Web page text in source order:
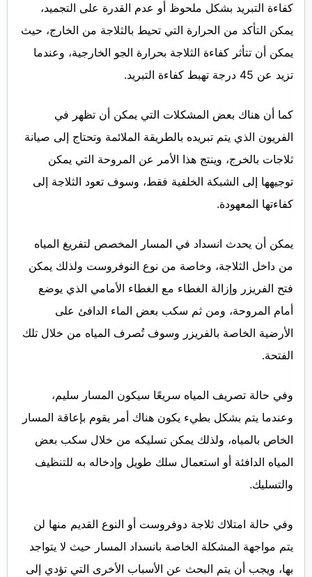
كفاءة التبريد بشكل ملحوظ أو عدم القدرة على التجميد،
يمكن التأكد من الحرارة التي تحيط بالثلاجة من الخارج، حيث
يمكن أن تتأثر كفاءة الثلاجة بحرارة الجو الخارجية، وعندما
تزيد عن 45 درجة تهبط كفاءة التبريد.
كما أن هناك بعض المشكلات التي يمكن أن تظهر في
الفريون الذي يتم تبريده بالطريقة الملائمة وتحتاج إلى صيانة
ثلاجات بالخرج، وينتج هذا الأمر عن المروحة التي يمكن
توجيهها إلى الشبكة الخلفية فقط، وسوف تعود الثلاجة إلى
كفاءتها المعهودة.
يمكن أن يحدث انسداد في المسار المخصص لتفريغ المياه
من داخل الثلاجة، وخاصة من نوع النوفروست ولذلك يمكن
فتح الفريزر وإزالة الغطاء مع الغطاء الأمامي الذي يوضع
أمام المروحة، ومن ثم سكب بعض الماء الدافئ على
الأرضية الخاصة بالفريزر وسوف تُصرف المياه من خلال تلك
الفتحة.
وفي حالة تصريف المياه سريعًا سيكون المسار سليم،
وعندما يتم بشكل بطيء يكون هناك أمر يقوم بإعاقة المسار
الخاص بالمياه، ولذلك يمكن تسليكه من خلال سكب بعض
المياه الدافئة أو استعمال سلك طويل وإدخاله به للتنظيف
والتسليك.
وفي حالة امتلاك ثلاجة دوفروست أو النوع القديم منها لن
يتم مواجهة المشكلة الخاصة بانسداد المسار حيث لا يتواجد
بها، ويجب أن يتم البحث عن الأسباب الأخرى التي تؤدي إلى